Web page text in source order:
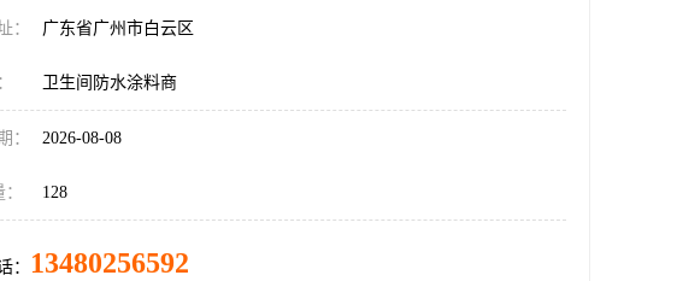
： 广东省广州市白云区
卫生间防水涂料商
： 2026-08-08
128
： 13480256592